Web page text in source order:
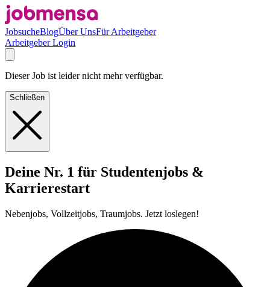
JobsucheBlogÜber UnsFür Arbeitgeber
Arbeitgeber Login
Dieser Job ist leider nicht mehr verfügbar.
Schließen
Deine Nr. 1 für Studentenjobs &
Karrierestart
Nebenjobs, Vollzeitjobs, Traumjobs. Jetzt loslegen!